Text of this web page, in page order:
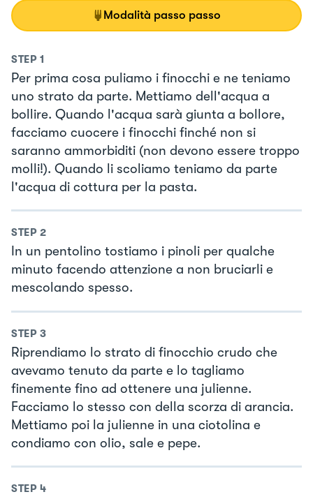
Modalità passo passo
STEP 1
Per prima cosa puliamo i finocchi e ne teniamo
uno strato da parte. Mettiamo dell'acqua a
bollire. Quando l'acqua sarà giunta a bollore,
facciamo cuocere i finocchi finché non si
saranno ammorbiditi (non devono essere troppo
molli!). Quando li scoliamo teniamo da parte
l'acqua di cottura per la pasta.
STEP 2
In un pentolino tostiamo i pinoli per qualche
minuto facendo attenzione a non bruciarli e
mescolando spesso.
STEP 3
Riprendiamo lo strato di finocchio crudo che
avevamo tenuto da parte e lo tagliamo
finemente fino ad ottenere una julienne.
Facciamo lo stesso con della scorza di arancia.
Mettiamo poi la julienne in una ciotolina e
condiamo con olio, sale e pepe.
STEP 4